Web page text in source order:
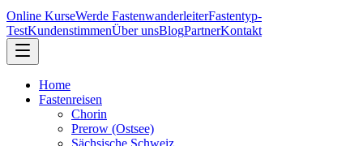
Online KurseWerde FastenwanderleiterFastentyp-
TestKundenstimmenÜber unsBlogPartnerKontakt
Home
Fastenreisen
Chorin
Prerow (Ostsee)
Sächsische Schweiz